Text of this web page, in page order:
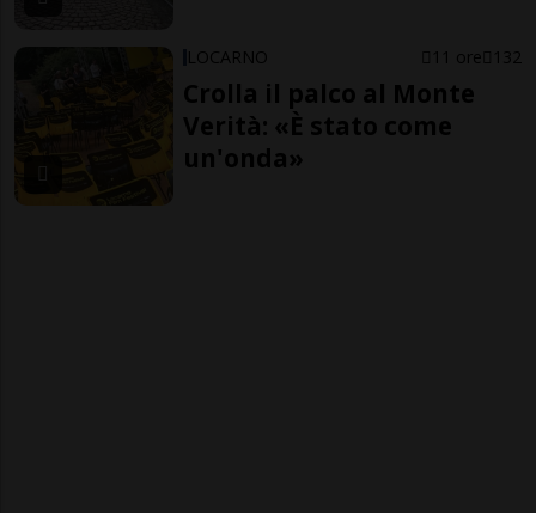
LOCARNO 11 ore 132
Crolla il palco al Monte
Verità: «È stato come
un'onda»